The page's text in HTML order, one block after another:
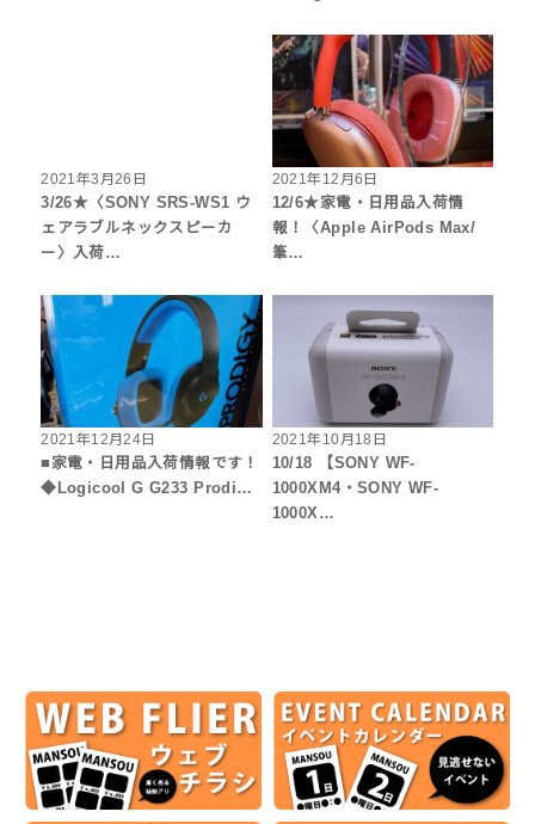
2021年3月26日
3/26★〈SONY SRS-WS1 ウ
ェアラブルネックスピーカ
ー〉入荷…
2021年12月6日
12/6★家電・日用品入荷情
報！〈Apple AirPods Max/
筆…
2021年12月24日
■家電・日用品入荷情報です！
◆Logicool G G233 Prodi…
2021年10月18日
10/18 【SONY WF-
1000XM4・SONY WF-
1000X…